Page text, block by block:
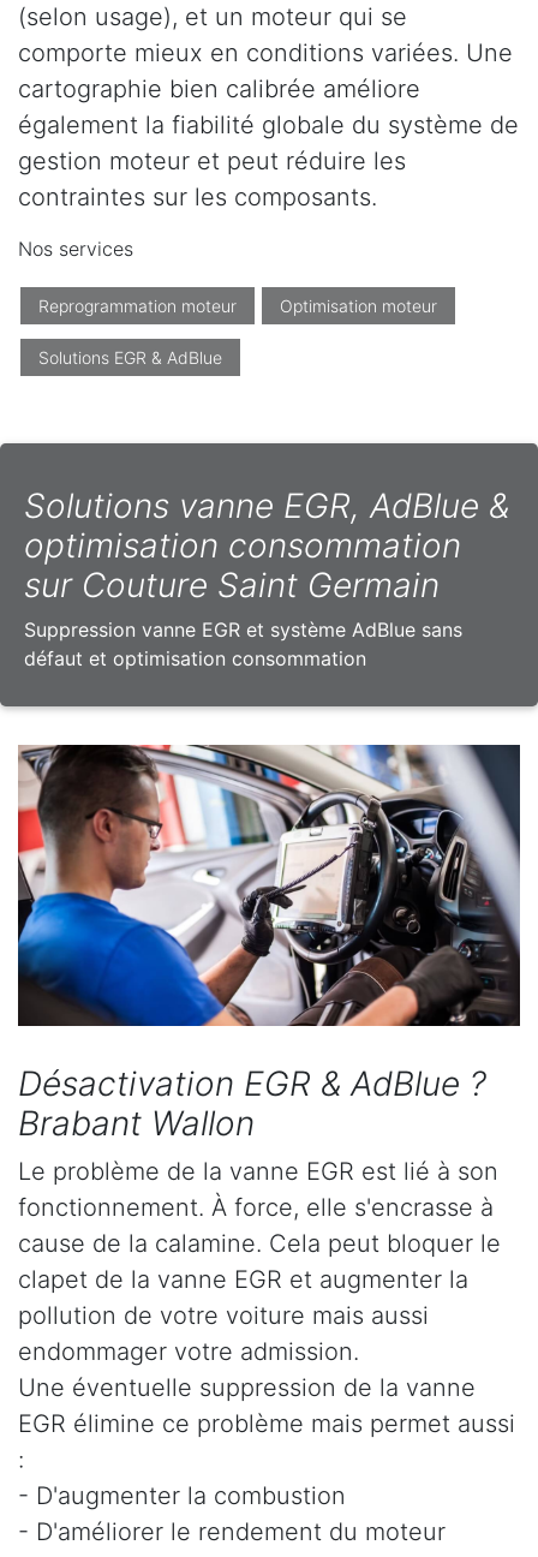
(selon usage), et un moteur qui se
comporte mieux en conditions variées. Une
cartographie bien calibrée améliore
également la fiabilité globale du système de
gestion moteur et peut réduire les
contraintes sur les composants.
Nos services
Reprogrammation moteur Optimisation moteur
Solutions EGR & AdBlue
Solutions vanne EGR, AdBlue &
optimisation consommation
sur Couture Saint Germain
Suppression vanne EGR et système AdBlue sans
défaut et optimisation consommation
Désactivation EGR & AdBlue ?
Brabant Wallon
Le problème de la vanne EGR est lié à son
fonctionnement. À force, elle s'encrasse à
cause de la calamine. Cela peut bloquer le
clapet de la vanne EGR et augmenter la
pollution de votre voiture mais aussi
endommager votre admission.
Une éventuelle suppression de la vanne
EGR élimine ce problème mais permet aussi
:
- D'augmenter la combustion
- D'améliorer le rendement du moteur